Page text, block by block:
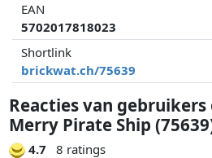
EAN
5702017818023
Shortlink
brickwat.ch/75639
Reacties van gebruikers
Merry Pirate Ship
4.7 8 ratings